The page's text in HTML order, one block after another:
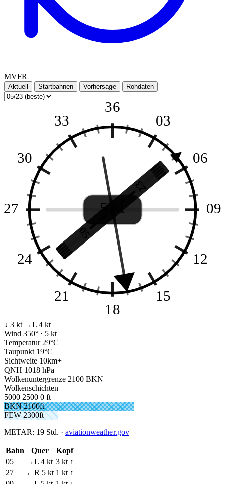
MVFR
Aktuell Startbahnen Vorhersage Rohdaten
36
03
06
09
12
15
18
21
24
27
30
33
23
05
5 kt
↓ 3 kt →L 4 kt
Wind 350° · 5 kt
Temperatur29°C
Taupunkt 19°C
Sichtweite 10km+
QNH 1018 hPa
Wolkenuntergrenze 2100 BKN
Wolkenschichten
5000 2500 0 ft
BKN 2100ft
FEW 2300ft
METAR: 19 Std. · aviationweather.gov
Bahn Quer
Kopf
05
→L 4 kt 3 kt ↑
27
←R 5 kt 1 kt ↑